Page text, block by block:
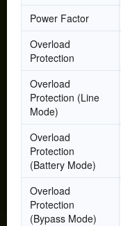
Power Factor
Overload
Protection
Overload
Protection (Line
Mode)
Overload
Protection
(Battery Mode)
Overload
Protection
(Bypass Mode)